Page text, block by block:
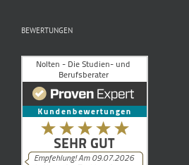
BEWERTUNGEN